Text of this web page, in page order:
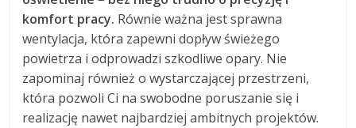
komfort pracy. Równie ważna jest sprawna
wentylacja, która zapewni dopływ świeżego
powietrza i odprowadzi szkodliwe opary. Nie
zapominaj również o wystarczającej przestrzeni,
która pozwoli Ci na swobodne poruszanie się i
realizację nawet najbardziej ambitnych projektów.